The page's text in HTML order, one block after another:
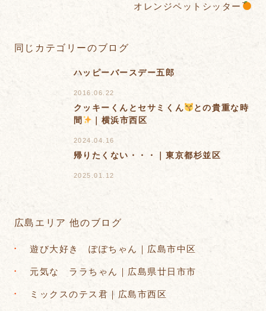
オレンジペットシッター
同じカテゴリーのブログ
ハッピーバースデー五郎
2016.06.22
クッキーくんとセサミくん
との貴重な時
間
｜横浜市西区
2024.04.16
帰りたくない・・・｜東京都杉並区
2025.01.12
広島エリア 他のブログ
遊び大好き ぽぽちゃん｜広島市中区
元気な ララちゃん｜広島県廿日市市
ミックスのテス君｜広島市西区